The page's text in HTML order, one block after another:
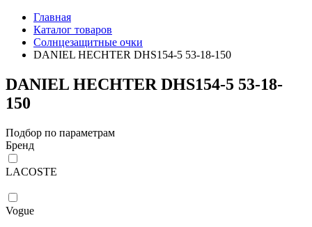
Главная
Каталог товаров
Солнцезащитные очки
DANIEL HECHTER DHS154-5 53-18-150
DANIEL HECHTER DHS154-5 53-18-
150
Подбор по параметрам
Бренд
LACOSTE
Vogue